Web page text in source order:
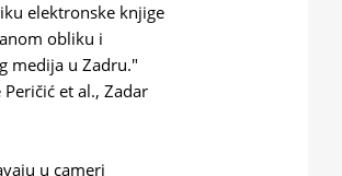
elektronske knjige
obliku i
medija u Zadru."
et al., Zadar
u cameri